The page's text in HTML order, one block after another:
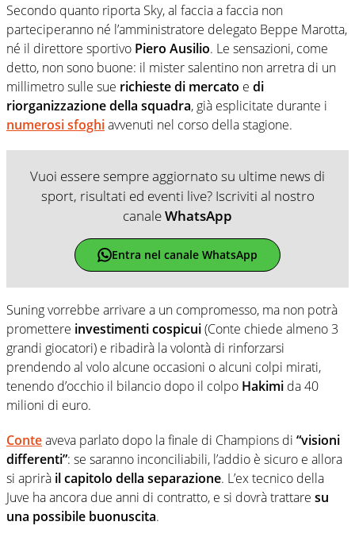
Secondo quanto riporta Sky, al faccia a faccia non
parteciperanno né l’amministratore delegato Beppe Marotta,
né il direttore sportivo Piero Ausilio. Le sensazioni, come
detto, non sono buone: il mister salentino non arretra di un
millimetro sulle sue richieste di mercato e di
riorganizzazione della squadra, già esplicitate durante i
numerosi sfoghiavvenuti nel corso della stagione.
Vuoi essere sempre aggiornato su ultime news di
sport, risultati ed eventi live? Iscriviti al nostro
canaleWhatsApp
Entra nel canale WhatsApp
Suning vorrebbe arrivare a un compromesso, ma non potrà
promettere investimenti cospicui(Conte chiede almeno 3
grandi giocatori) e ribadirà la volontà di rinforzarsi
prendendo al volo alcune occasioni o alcuni colpi mirati,
tenendo d’occhio il bilancio dopo il colpo Hakimi da 40
milioni di euro.
Conteaveva parlato dopo la finale di Champions di “visioni
differenti”: se saranno inconciliabili, l’addio è sicuro e allora
si aprirà il capitolo della separazione. L’ex tecnico della
Juve ha ancora due anni di contratto, e si dovrà trattare su
una possibile buonuscita.